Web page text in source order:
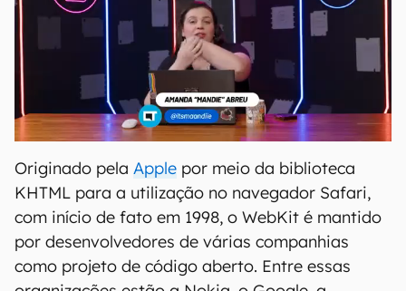
Originado pela Apple por meio da biblioteca
KHTML para a utilização no navegador Safari,
com início de fato em 1998, o WebKit é mantido
por desenvolvedores de várias companhias
como projeto de código aberto. Entre essas